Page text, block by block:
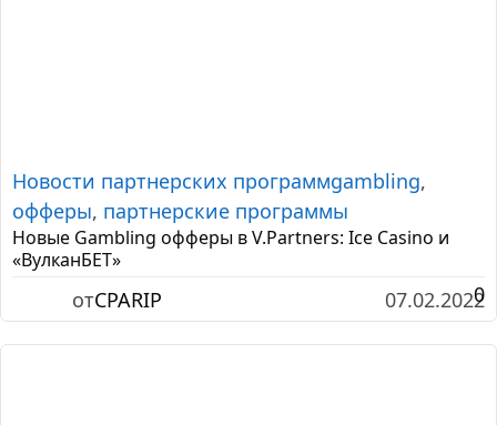
0
Новости партнерских программgambling,
офферы, партнерские программы
Новые Gambling офферы в V.Partners: Ice Casino и
«ВулканБЕТ»
отCPARIP 07.02.2022